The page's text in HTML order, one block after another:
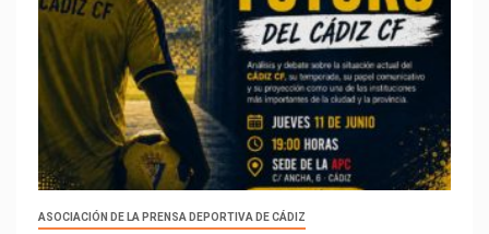
ASOCIACIÓN DE LA PRENSA DEPORTIVA DE CÁDIZ